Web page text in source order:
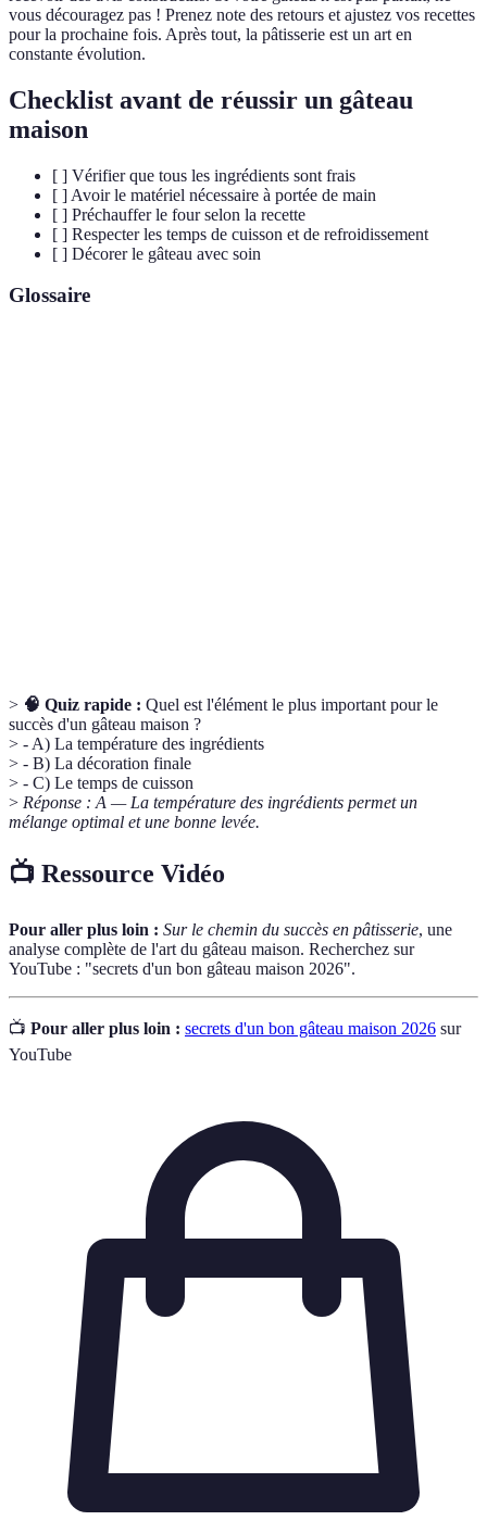
vous découragez pas ! Prenez note des retours et ajustez vos recettes
pour la prochaine fois. Après tout, la pâtisserie est un art en
constante évolution.
Checklist avant de réussir un gâteau
maison
[ ] Vérifier que tous les ingrédients sont frais
[ ] Avoir le matériel nécessaire à portée de main
[ ] Préchauffer le four selon la recette
[ ] Respecter les temps de cuisson et de refroidissement
[ ] Décorer le gâteau avec soin
Glossaire
> 🧠 Quiz rapide : Quel est l'élément le plus important pour le
succès d'un gâteau maison ?
> - A) La température des ingrédients
> - B) La décoration finale
> - C) Le temps de cuisson
> Réponse : A — La température des ingrédients permet un
mélange optimal et une bonne levée.
📺 Ressource Vidéo
Pour aller plus loin : Sur le chemin du succès en pâtisserie, une
analyse complète de l'art du gâteau maison. Recherchez sur
YouTube : "secrets d'un bon gâteau maison 2026".
📺 Pour aller plus loin : secrets d'un bon gâteau maison 2026 sur
YouTube